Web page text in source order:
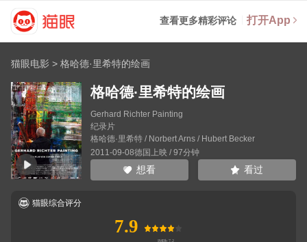
查看更多精彩评论 打开App
猫眼电影 >格哈德·里希特的绘画
格哈德·里希特的绘画
Gerhard Richter Painting
纪录片
格哈德·里希特/ Norbert Arns/ Hubert Becker
2011-09-08德国上映 / 97分钟
想看 看过
猫眼综合评分
7.9